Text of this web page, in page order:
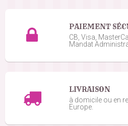
PAIEMENT
CB, Visa,
Mandat
LIVRAISON
à domicile ou en
Europe.